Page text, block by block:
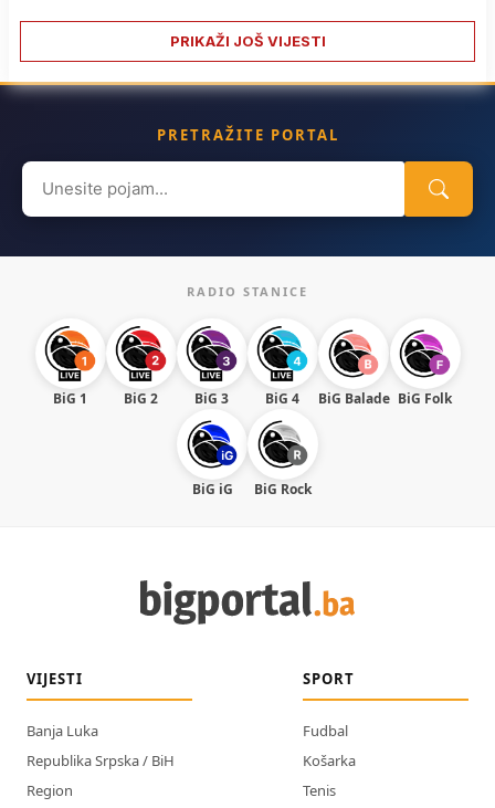
PRIKAŽI JOŠ VIJESTI
PRETRAŽITE PORTAL
Search
for:
RADIO STANICE
BiG 1 BiG 2 BiG 3 BiG 4 BiG Balade BiG Folk
BiG iG BiG Rock
VIJESTI
Banja Luka
Republika Srpska / BiH
Region
SPORT
Fudbal
Košarka
Tenis